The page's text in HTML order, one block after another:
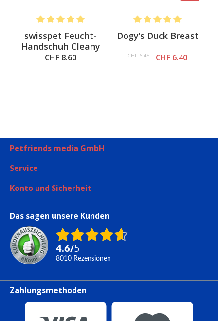
out of 5 starsAverage rating of 5 out of 5 stars
swisspet Feucht-
Handschuh Cleany
CHF 8.60
Average rating of 5 out of
Dogy’s Duck Breast
CHF 6.45 CHF 6.40
Petfriends media GmbH
Service
Konto und Sicherheit
Das sagen unsere Kunden
4.6/5
8010 Rezensionen
Zahlungsmethoden